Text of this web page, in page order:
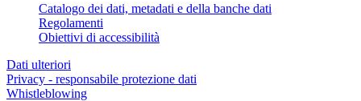
Catalogo dei dati, metadati e della banche dati
Regolamenti
Obiettivi di accessibilità
Dati ulteriori
Privacy - responsabile protezione dati
Whistleblowing